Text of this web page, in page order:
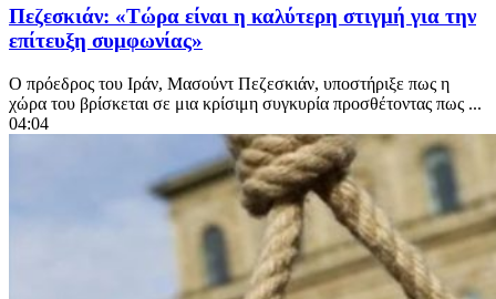
Πεζεσκιάν: «Τώρα είναι η καλύτερη στιγμή για την
επίτευξη συμφωνίας»
Ο πρόεδρος του Ιράν, Μασούντ Πεζεσκιάν, υποστήριξε πως η
χώρα του βρίσκεται σε μια κρίσιμη συγκυρία προσθέτοντας πως ...
04:04